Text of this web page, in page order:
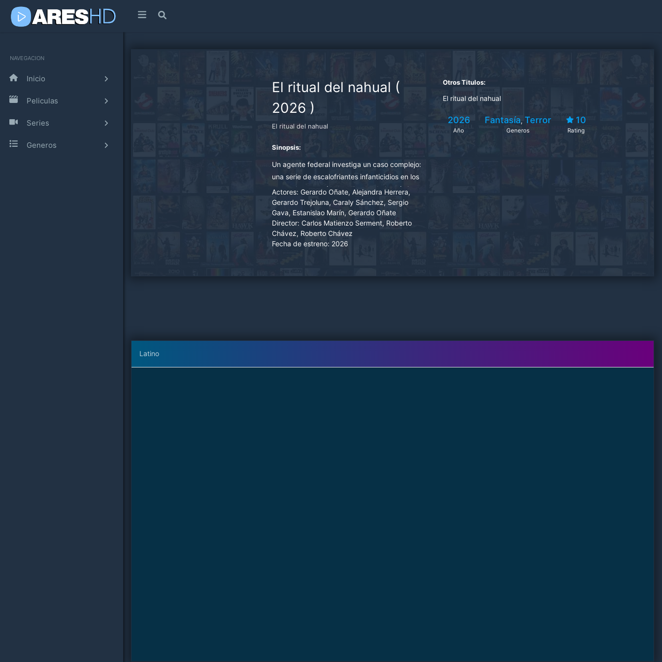
NAVEGACION
Inicio
Peliculas
Series
Generos
El ritual del nahual (
2026 )
El ritual del nahual
Sinopsis:
Un agente federal investiga un caso complejo:
una serie de escalofriantes infanticidios en los
que se han extraído los dientes de las víctimas;
mientras tanto, en un pueblo cercano, dos
curanderos encuentran a un hombre herido en
el bosque y le ofrecen refugio.
Actores: Gerardo Oñate, Alejandra Herrera,
Gerardo Trejoluna, Caraly Sánchez, Sergio
Gava, Estanislao Marín, Gerardo Oñate
Director: Carlos Matienzo Serment, Roberto
Chávez, Roberto Chávez
Fecha de estreno: 2026
Otros Titulos:
El ritual del nahual
2026
Año
Fantasía, Terror
Generos
10
Rating
Latino